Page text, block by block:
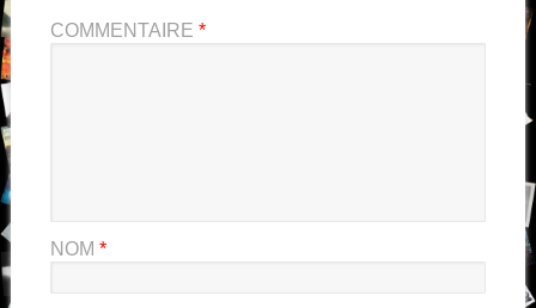
COMMENTAIRE *
NOM *